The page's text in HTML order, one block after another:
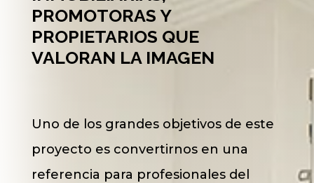
PROMOTORAS Y
PROPIETARIOS QUE
VALORAN LA IMAGEN
Uno de los grandes objetivos de este
proyecto es convertirnos en una
referencia para profesionales del